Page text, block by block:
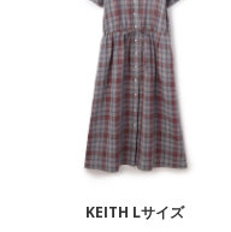
KEITH Lサイズ